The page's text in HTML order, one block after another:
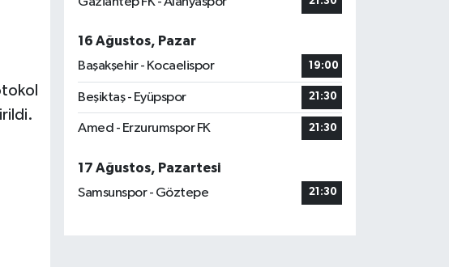
16 Ağustos, Pazar
Başakşehir - Kocaelispor
19:00
Beşiktaş - Eyüpspor 21:30
Amed - Erzurumspor FK 21:30
17 Ağustos, Pazartesi
Samsunspor - Göztepe
21:30